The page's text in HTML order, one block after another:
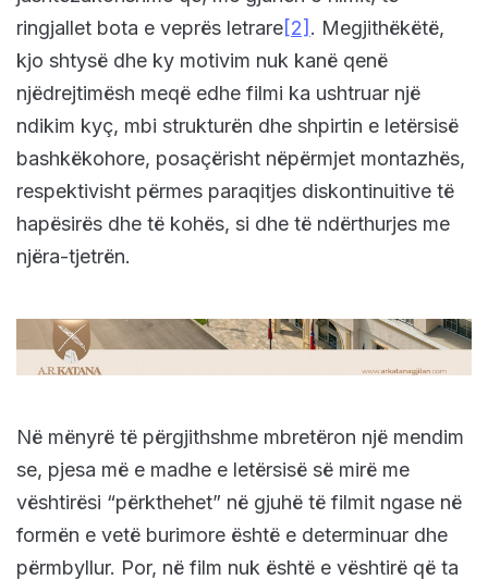
ringjallet bota e veprës letrare[2] . Megjithëkëtë,
kjo shtysë dhe ky motivim nuk kanë qenë
njëdrejtimësh meqë edhe filmi ka ushtruar një
ndikim kyç, mbi strukturën dhe shpirtin e letërsisë
bashkëkohore, posaçërisht nëpërmjet montazhës,
respektivisht përmes paraqitjes diskontinuitive të
hapësirës dhe të kohës, si dhe të ndërthurjes me
njëra-tjetrën.
Në mënyrë të përgjithshme mbretëron një mendim
se, pjesa më e madhe e letërsisë së mirë me
vështirësi “përkthehet” në gjuhë të filmit ngase në
formën e vetë burimore është e determinuar dhe
përmbyllur. Por, në film nuk është e vështirë që ta